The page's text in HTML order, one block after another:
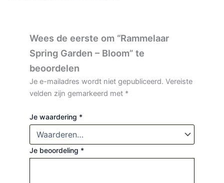
Wees de eerste om “Rammelaar
Spring Garden – Bloom” te
beoordelen
Je e-mailadres wordt niet gepubliceerd. Vereiste
velden zijn gemarkeerd met *
Je waardering *
Je beoordeling *